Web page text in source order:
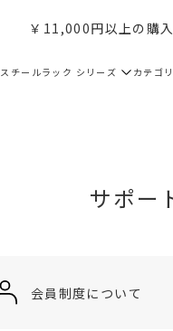
￥11,000円以上の購
スチールラック シリーズ カテゴリ
サポー
会員制度について